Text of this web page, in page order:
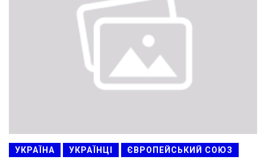
УКРАЇНА УКРАЇНЦІ ЄВРОПЕЙСЬКИЙ СОЮЗ